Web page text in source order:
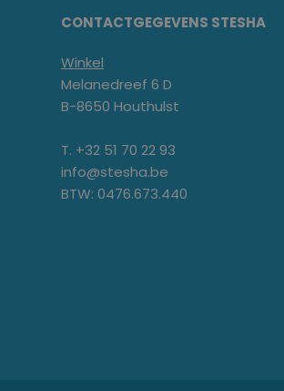
CONTACTGEGEVENS STESHA
Winkel
Melanedreef 6 D
B-8650 Houthulst
T. +32 51 70 22 93
info@stesha.be
BTW: 0476.673.440